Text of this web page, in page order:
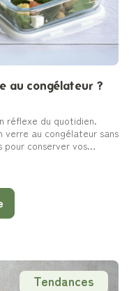
au congélateur ?
réflexe du quotidien.
au congélateur sans
pour conserver vos
Tendances